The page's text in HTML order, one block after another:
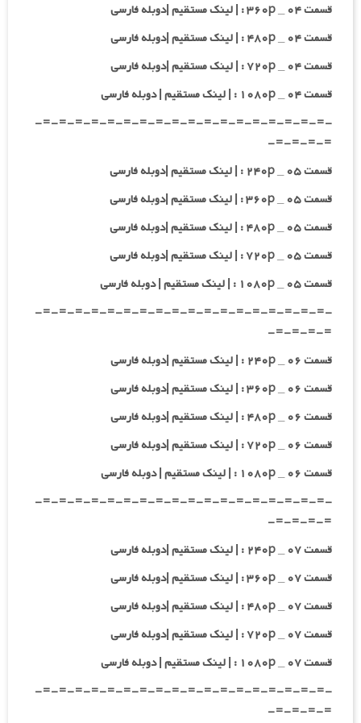
قسمت ۰۴ _ ۳۶۰p : | لینک مستقیم |دوبله فارسی
قسمت ۰۴ _ ۴۸۰p : | لینک مستقیم |دوبله فارسی
قسمت ۰۴ _ ۷۲۰p : | لینک مستقیم |دوبله فارسی
قسمت ۰۴ _ ۱۰۸۰p : | لینک مستقیم | دوبله فارسی
-=-=-=-=-=-=-=-=-=-=-=-=-=-=-=-=-=-=-
=-=-=-=-
قسمت ۰۵ _ ۲۴۰p : | لینک مستقیم |دوبله فارسی
قسمت ۰۵ _ ۳۶۰p : | لینک مستقیم |دوبله فارسی
قسمت ۰۵ _ ۴۸۰p : | لینک مستقیم |دوبله فارسی
قسمت ۰۵ _ ۷۲۰p : | لینک مستقیم |دوبله فارسی
قسمت ۰۵ _ ۱۰۸۰p : | لینک مستقیم | دوبله فارسی
-=-=-=-=-=-=-=-=-=-=-=-=-=-=-=-=-=-=-
=-=-=-=-
قسمت ۰۶ _ ۲۴۰p : | لینک مستقیم |دوبله فارسی
قسمت ۰۶ _ ۳۶۰p : | لینک مستقیم |دوبله فارسی
قسمت ۰۶ _ ۴۸۰p : | لینک مستقیم |دوبله فارسی
قسمت ۰۶ _ ۷۲۰p : | لینک مستقیم |دوبله فارسی
قسمت ۰۶ _ ۱۰۸۰p : | لینک مستقیم | دوبله فارسی
-=-=-=-=-=-=-=-=-=-=-=-=-=-=-=-=-=-=-
=-=-=-=-
قسمت ۰۷ _ ۲۴۰p : | لینک مستقیم |دوبله فارسی
قسمت ۰۷ _ ۳۶۰p : | لینک مستقیم |دوبله فارسی
قسمت ۰۷ _ ۴۸۰p : | لینک مستقیم |دوبله فارسی
قسمت ۰۷ _ ۷۲۰p : | لینک مستقیم |دوبله فارسی
قسمت ۰۷ _ ۱۰۸۰p : | لینک مستقیم | دوبله فارسی
-=-=-=-=-=-=-=-=-=-=-=-=-=-=-=-=-=-=-
=-=-=-=-